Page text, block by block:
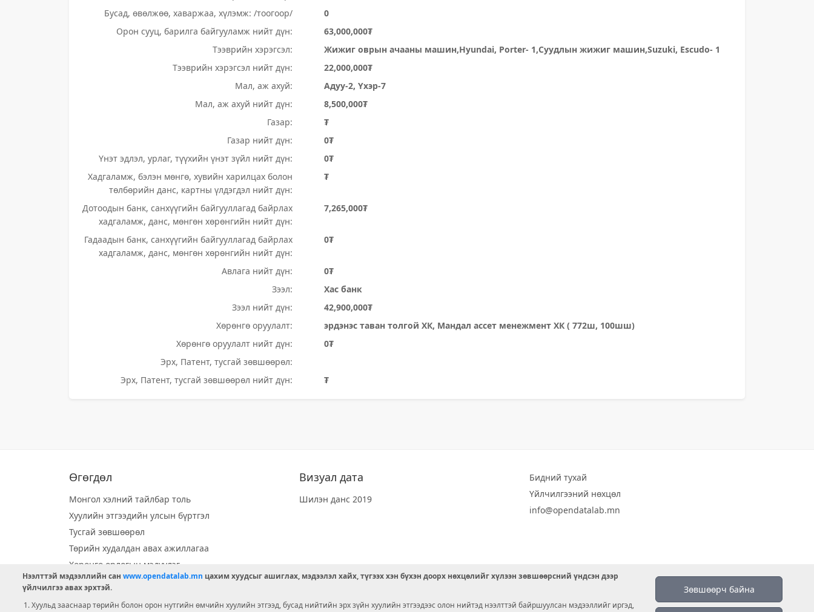
Бусад, өвөлжөө, хаваржаа, хүлэмж: /тоогоор/
0
Орон сууц, барилга байгууламж нийт дүн:
63,000,000₮
Тээврийн хэрэгсэл:
Жижиг оврын ачааны машин,Hyundai, Porter- 1,Суудлын жижиг машин,Suzuki, Escudo- 1
Тээврийн хэрэгсэл нийт дүн:
22,000,000₮
Мал, аж ахуй:
Адуу-2, Үхэр-7
Мал, аж ахуй нийт дүн:
8,500,000₮
Газар:
₮
Газар нийт дүн:
0₮
Үнэт эдлэл, урлаг, түүхийн үнэт зүйл нийт дүн:
0₮
Хадгаламж, бэлэн мөнгө, хувийн харилцах болон
төлбөрийн данс, картны үлдэгдэл нийт дүн:
₮
Дотоодын банк, санхүүгийн байгууллагад байрлах
хадгаламж, данс, мөнгөн хөрөнгийн нийт дүн:
7,265,000₮
Гадаадын банк, санхүүгийн байгууллагад байрлах
хадгаламж, данс, мөнгөн хөрөнгийн нийт дүн:
0₮
Авлага нийт дүн:
0₮
Зээл:
Хас банк
Зээл нийт дүн:
42,900,000₮
Хөрөнгө оруулалт:
эрдэнэс таван толгой ХК, Мандал ассет менежмент ХК ( 772ш, 100шш)
Хөрөнгө оруулалт нийт дүн:
0₮
Эрх, Патент, тусгай зөвшөөрөл:
Эрх, Патент, тусгай зөвшөөрөл нийт дүн:
₮
Өгөгдөл
Монгол хэлний тайлбар толь
Хуулийн этгээдийн улсын бүртгэл
Тусгай зөвшөөрөл
Төрийн худалдан авах ажиллагаа
Хөрөнгө орлогын мэдүүлэг
Орон нутгийн хөгжлийн сан
Визуал дата
Шилэн данс 2019
Бидний тухай
Үйлчилгээний нөхцөл
info@opendatalab.mn
Зөвшөөрч байна
Нээлттэй мэдээллийн сан www.opendatalab.mn цахим хуудсыг ашиглах, мэдээлэл хайх, түгээх хэн бүхэн доорх нөхцөлийг хүлээн зөвшөөрсний үндсэн дээр
үйлчилгээ авах эрхтэй.
Хуульд зааснаар төрийн болон орон нутгийн өмчийн хуулийн этгээд, бусад нийтийн эрх зүйн хуулийн этгээдээс олон нийтэд нээлттэй байршуулсан мэдээллийг иргэд,